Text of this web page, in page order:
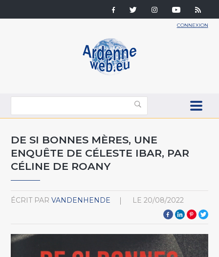
CONNEXION
DE SI BONNES MÈRES, UNE
ENQUÊTE DE CÉLESTE IBAR, PAR
CÉLINE DE ROANY
ÉCRIT PAR VANDENHENDE LE 20/08/2022